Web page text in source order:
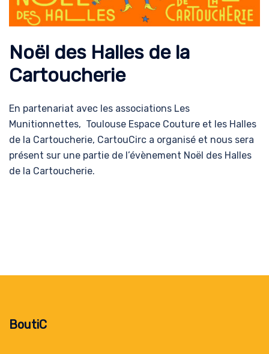
Noël des Halles de la
Cartoucherie
En partenariat avec les associations Les
Munitionnettes, Toulouse Espace Couture et les Halles
de la Cartoucherie, CartouCirc a organisé et nous sera
présent sur une partie de l’évènement Noël des Halles
de la Cartoucherie.
BoutiC